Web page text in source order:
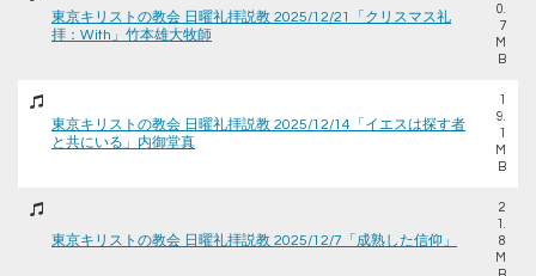
東京キリストの教会 日曜礼拝説教 2025/12/21「クリスマス礼
拝：With」竹本雄大牧師
0.
7
M
B
東京キリストの教会 日曜礼拝説教 2025/12/14「イエスは探す者
と共にいる」内御堂真
1
9.
1
M
B
東京キリストの教会 日曜礼拝説教 2025/12/7「成熟した信仰」
2
1.
8
M